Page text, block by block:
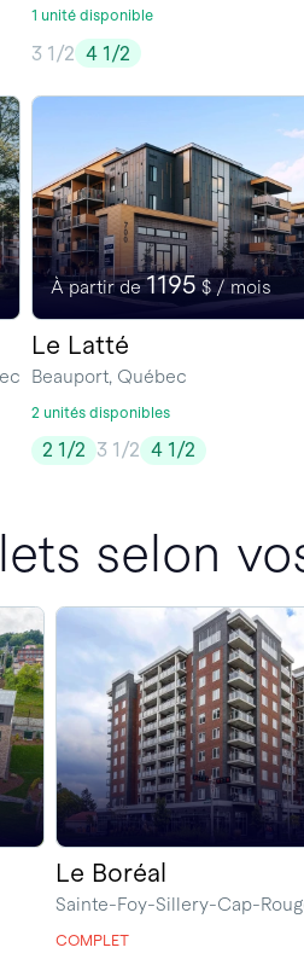
1 unité disponible
3 1/2 4 1/2
À partir de1195$ / mois
Le Latté
Beauport, Québec
2 unités disponibles
2 1/2 3 1/2 4 1/2
selon
Le Boréal
Sainte-Foy-Sillery-Cap-
COMPLET